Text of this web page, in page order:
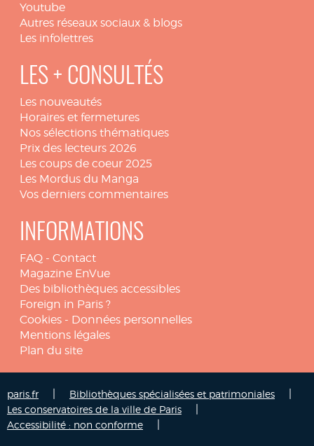
Youtube
Autres réseaux sociaux & blogs
Les infolettres
LES + CONSULTÉS
Les nouveautés
Horaires et fermetures
Nos sélections thématiques
Prix des lecteurs 2026
Les coups de coeur 2025
Les Mordus du Manga
Vos derniers commentaires
INFORMATIONS
FAQ - Contact
Magazine EnVue
Des bibliothèques accessibles
Foreign in Paris ?
Cookies - Données personnelles
Mentions légales
Plan du site
paris.fr Bibliothèques spécialisées et patrimoniales
Les conservatoires de la ville de Paris
Accessibilité : non conforme